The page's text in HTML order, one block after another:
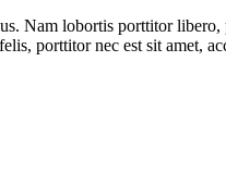
Nam lobortis porttitor
porttitor nec est sit amet,